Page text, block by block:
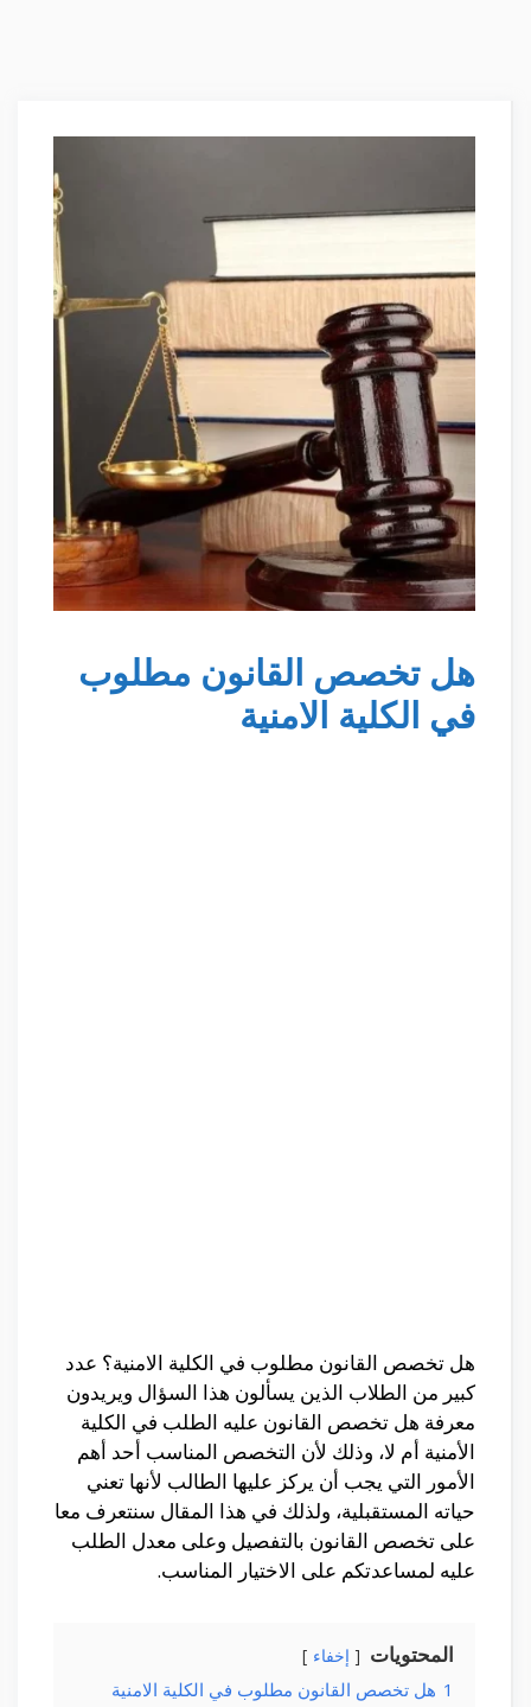
هل تخصص القانون مطلوب
في الكلية الامنية
هل تخصص القانون مطلوب في الكلية الامنية؟ عدد
كبير من الطلاب الذين يسألون هذا السؤال ويريدون
معرفة هل تخصص القانون عليه الطلب في الكلية
الأمنية أم لا، وذلك لأن التخصص المناسب أحد أهم
الأمور التي يجب أن يركز عليها الطالب لأنها تعني
حياته المستقبلية، ولذلك في هذا المقال سنتعرف معا
على تخصص القانون بالتفصيل وعلى معدل الطلب
عليه لمساعدتكم على الاختيار المناسب.
المحتويات إخفاء
1 هل تخصص القانون مطلوب في الكلية الامنية